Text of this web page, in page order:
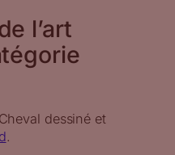
l’art
dessiné et
.